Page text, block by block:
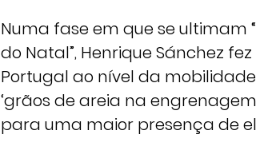
Numa fase em que se
do Natal”, Henrique Sánchez
Portugal ao nível da
‘grãos de areia na
para uma maior presença de